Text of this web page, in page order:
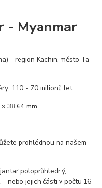
- Myanmar
- region Kachin, město Ta-
110 - 70 milionů let.
38.64 mm
prohlédnou na našem
poloprůhledný,
- nebo jejich části v počtu 16